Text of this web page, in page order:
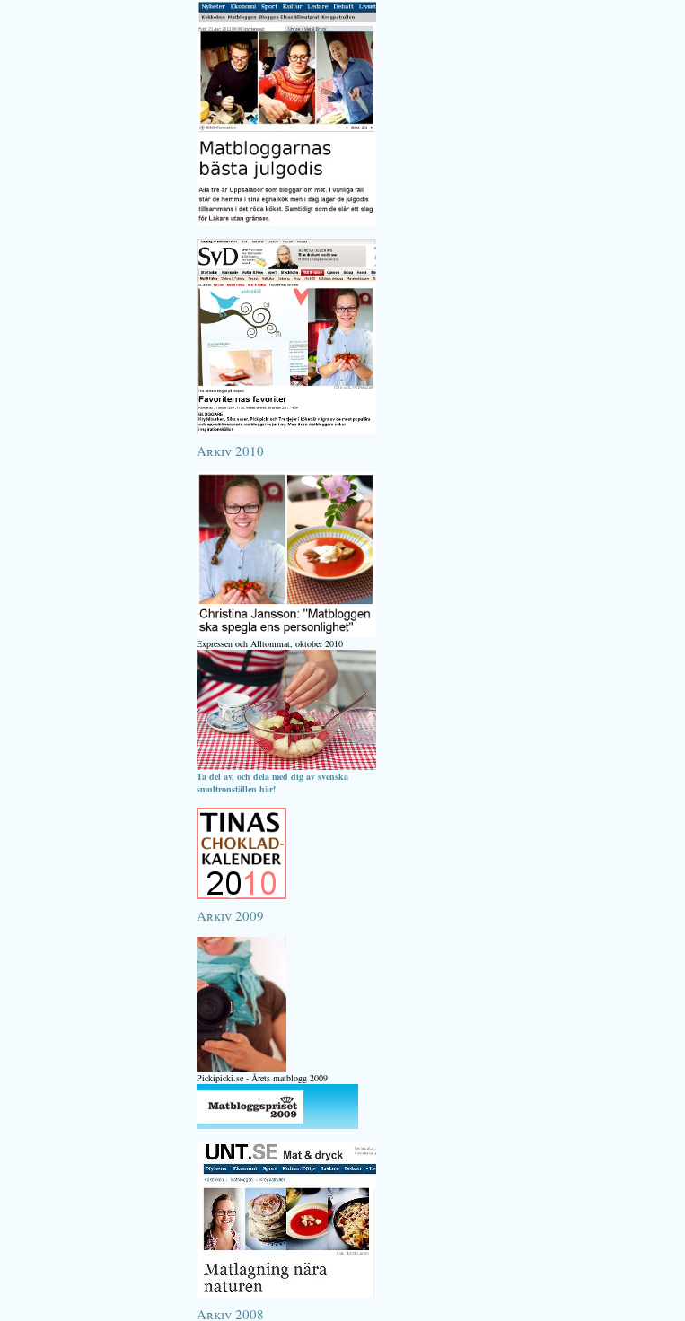
Arkiv 2010
Expressen och Alltommat, oktober 2010
Ta del av, och dela med dig av svenska
smultronställen här!
Arkiv 2009
Pickipicki.se - Årets matblogg 2009
Arkiv 2008